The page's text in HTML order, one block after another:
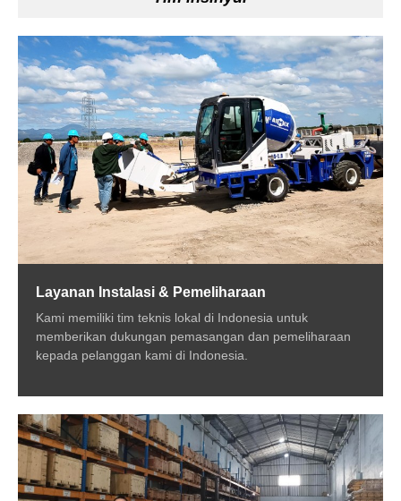
Layanan Instalasi & Pemeliharaan
Kami memiliki tim teknis lokal di Indonesia untuk
memberikan dukungan pemasangan dan pemeliharaan
kepada pelanggan kami di Indonesia.